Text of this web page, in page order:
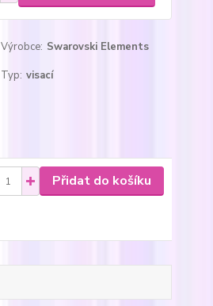
Výrobce: Swarovski Elements
Typ: visací
Přidat do košíku